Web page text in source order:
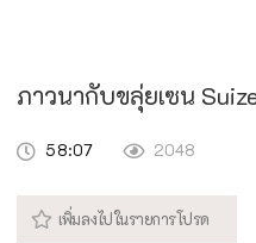
ภาวนากับขลุ่ยเซน
58:07 2048